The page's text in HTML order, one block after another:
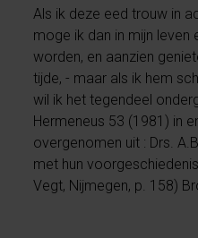
Als ik deze eed trouw in
moge ik dan in mijn leven
worden, en aanzien
tijde, - maar als ik hem
wil ik het tegendeel
Hermeneus 53 (1981) in
overgenomen uit : Drs.
met hun
Vegt, Nijmegen, p. 158)